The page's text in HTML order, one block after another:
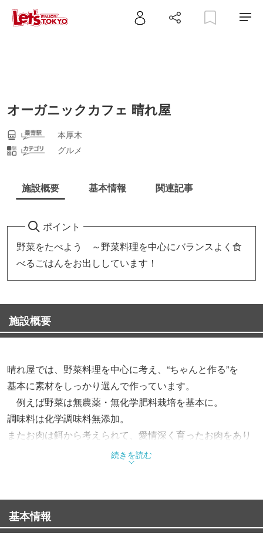
オーガニックカフェ 晴れ屋
本厚木
グルメ
施設概要 基本情報 関連記事
ポイント
野菜をたべよう ～野菜料理を中心にバランスよく食
べるごはんをお出ししています！
施設概要
晴れ屋では、野菜料理を中心に考え、“ちゃんと作る”を
基本に素材をしっかり選んで作っています。
例えば野菜は無農薬・無化学肥料栽培を基本に。
調味料は化学調味料無添加。
またお肉は餌から考えられて、愛情深く育ったお肉をあり
“しっかり”生産されたおいしいものを“ちゃんと作る”。
どうぞごゆっくりお過ごしください。
＊ベジタリアン対応可
続きを読む
基本情報